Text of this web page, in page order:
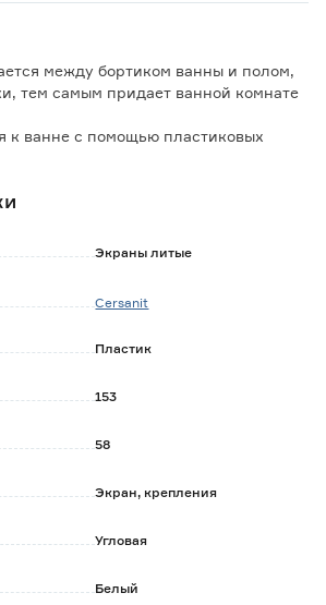
между бортиком ванны и полом,
тем самым придает ванной комнате
к ванне с помощью пластиковых
не рекомендуется использовать
Экраны литые
Cersanit
Пластик
153
58
Экран, крепления
Угловая
Белый